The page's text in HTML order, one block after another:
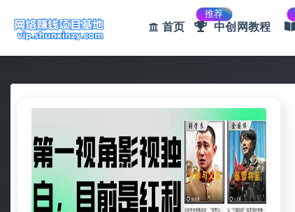
首页
推荐
中创网教程